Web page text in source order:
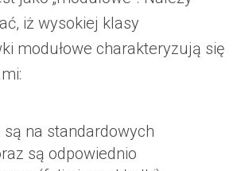
iż wysokiej klasy
modułowe charakteryzują się
są na standardowych
są odpowiednio